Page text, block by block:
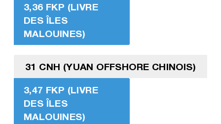
3,36 FKP (LIVRE
DES ÎLES
MALOUINES)
31 CNH (YUAN OFFSHORE CHINOIS)
3,47 FKP (LIVRE
DES ÎLES
MALOUINES)